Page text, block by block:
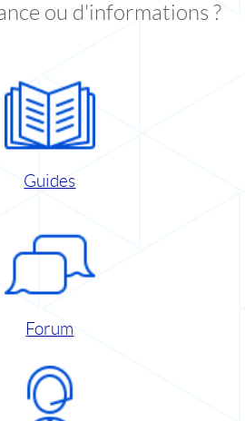
ou d'informations ?
Guides
Forum